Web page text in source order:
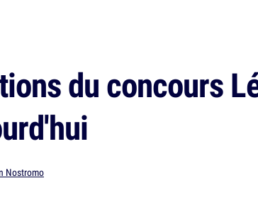
du concours
Nostromo